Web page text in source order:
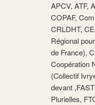
APCV, ATF,
COPAF,
CRLDHT,
Régional
de France),
Coopération
(Collectif
devant
Plurielles,